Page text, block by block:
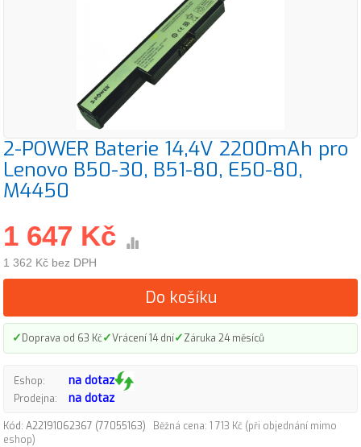
2-POWER Baterie 14,4V 2200mAh pro
Lenovo B50-30, B51-80, E50-80,
M4450
1 647 Kč
1 362 Kč bez DPH
Do košíku
✓Doprava od 63 Kč✓Vrácení 14 dní✓Záruka 24 měsíců
Eshop: na dotaz
Prodejna: na dotaz
Kód: A22191062367 (77055163)
Běžná cena: 1 713 Kč (při objednání mimo
eshop)